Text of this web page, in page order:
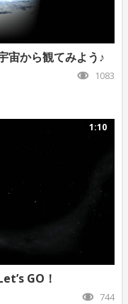
宙から観てみよう♪
1083
1:10
GO！
744